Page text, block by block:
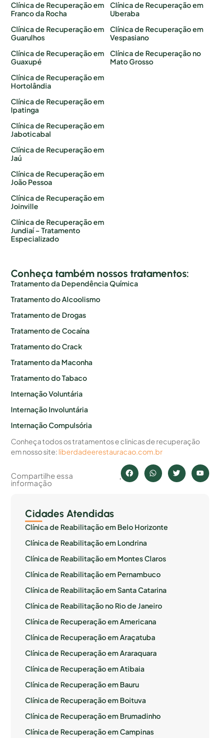
Clínica de Recuperação em
Franco da Rocha
Clínica de Recuperação em
Guarulhos
Clínica de Recuperação em
Guaxupé
Clínica de Recuperação em
Hortolândia
Clínica de Recuperação em
Ipatinga
Clínica de Recuperação em
Jaboticabal
Clínica de Recuperação em
Jaú
Clínica de Recuperação em
João Pessoa
Clínica de Recuperação em
Joinville
Clínica de Recuperação em
Jundiaí – Tratamento
Especializado
Clínica de Recuperação em
Uberaba
Clínica de Recuperação em
Vespasiano
Clínica de Recuperação no
Mato Grosso
Conheça também nossos tratamentos:
Tratamento da Dependência Química
Tratamento do Alcoolismo
Tratamento de Drogas
Tratamento de Cocaína
Tratamento do Crack
Tratamento da Maconha
Tratamento do Tabaco
Internação Voluntária
Internação Involuntária
Internação Compulsória
Conheça todos os tratamentos e clinicas de recuperação
em nosso site: liberdadeerestauracao.com.br
Compartilhe essa
informação
Cidades Atendidas
Clínica de Reabilitação em Belo Horizonte
Clínica de Reabilitação em Londrina
Clínica de Reabilitação em Montes Claros
Clínica de Reabilitação em Pernambuco
Clínica de Reabilitação em Santa Catarina
Clínica de Reabilitação no Rio de Janeiro
Clínica de Recuperação em Americana
Clínica de Recuperação em Araçatuba
Clínica de Recuperação em Araraquara
Clínica de Recuperação em Atibaia
Clínica de Recuperação em Bauru
Clínica de Recuperação em Boituva
Clínica de Recuperação em Brumadinho
Clínica de Recuperação em Campinas